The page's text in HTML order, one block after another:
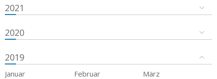
2021
2020
2019
Januar Februar
März